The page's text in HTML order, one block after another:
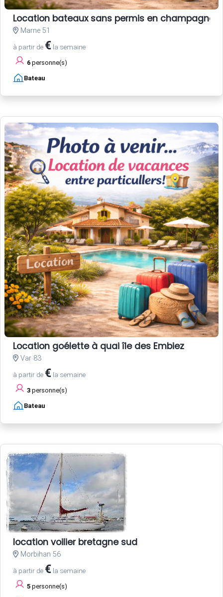
Location bateaux sans permis en champagne
Marne 51
à partir de € la semaine
6 personne(s)
Bateau
Location goélette à quai île des Embiez
Var 83
à partir de € la semaine
3 personne(s)
Bateau
location voilier bretagne sud
Morbihan 56
à partir de € la semaine
5 personne(s)